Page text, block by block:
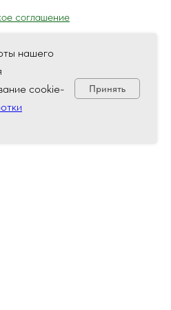
нашего
cookie-
Принять
соглашение